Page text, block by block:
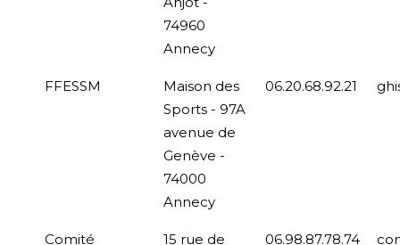
74960
Annecy
FFESSM
Maison des
Sports - 97A
avenue de
Genève -
74000
Annecy
06.20.68.92.21
Comité 15 rue de 06.98.87.78.74